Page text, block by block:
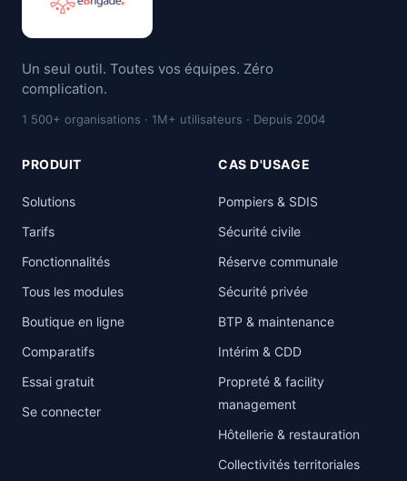
Un seul outil. Toutes vos équipes. Zéro
complication.
1 500+ organisations · 1M+ utilisateurs · Depuis 2004
PRODUIT
Solutions
Tarifs
Fonctionnalités
Tous les modules
Boutique en ligne
Comparatifs
Essai gratuit
Se connecter
CAS D'USAGE
Pompiers & SDIS
Sécurité civile
Réserve communale
Sécurité privée
BTP & maintenance
Intérim & CDD
Propreté & facility
management
Hôtellerie & restauration
Collectivités territoriales